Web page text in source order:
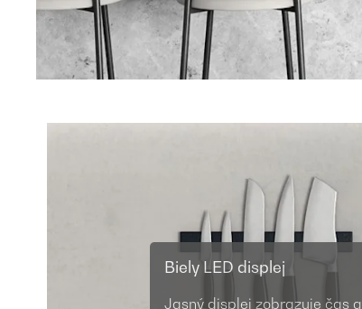
Biely LED displej
Jasný displej zobrazuje čas a